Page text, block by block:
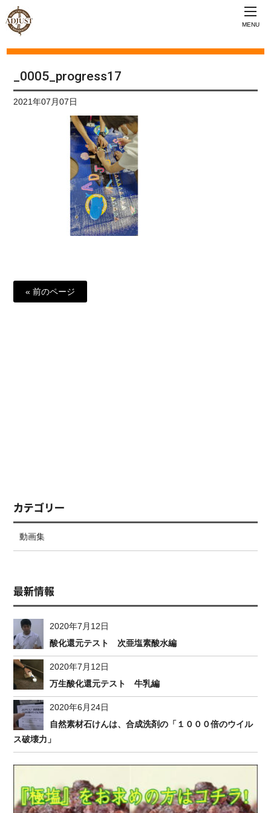
MENU
_0005_progress17
2021年07月07日
« 前のページ
カテゴリー
動画集
最新情報
2020年7月12日
酸化還元テスト 次亜塩素酸水編
2020年7月12日
万生酸化還元テスト 牛乳編
2020年6月24日
自然素材石けんは、合成洗剤の「１０００倍のウイル
ス破壊力」